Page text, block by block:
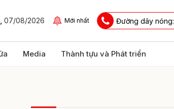
07/08/2026 Mới nhất Đường dây nóng:
Media Thành tựu và Phát triển